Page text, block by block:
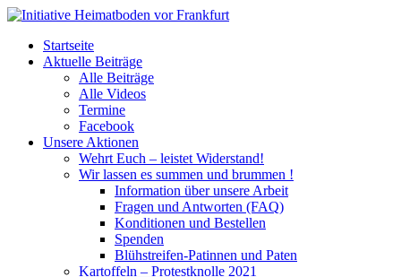
Startseite
Aktuelle Beiträge
Alle Beiträge
Alle Videos
Termine
Facebook
Unsere Aktionen
Wehrt Euch – leistet Widerstand!
Wir lassen es summen und brummen !
Information über unsere Arbeit
Fragen und Antworten (FAQ)
Konditionen und Bestellen
Spenden
Blühstreifen-Patinnen und Paten
Kartoffeln – Protestknolle 2021